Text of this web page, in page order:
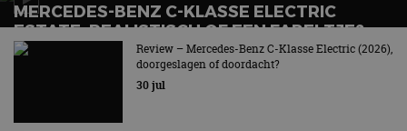
MERCEDES-BENZ C-KLASSE ELECTRIC
ESTATE: REALISTISCH OF EEN FABELTJE?
Het verlossende antwoordReview – Mercedes-Benz C-Klasse Electric (2026),
doorgeslagen of doordacht?
30 jul